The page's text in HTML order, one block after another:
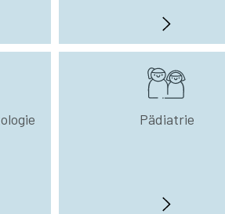
Pädiatrie